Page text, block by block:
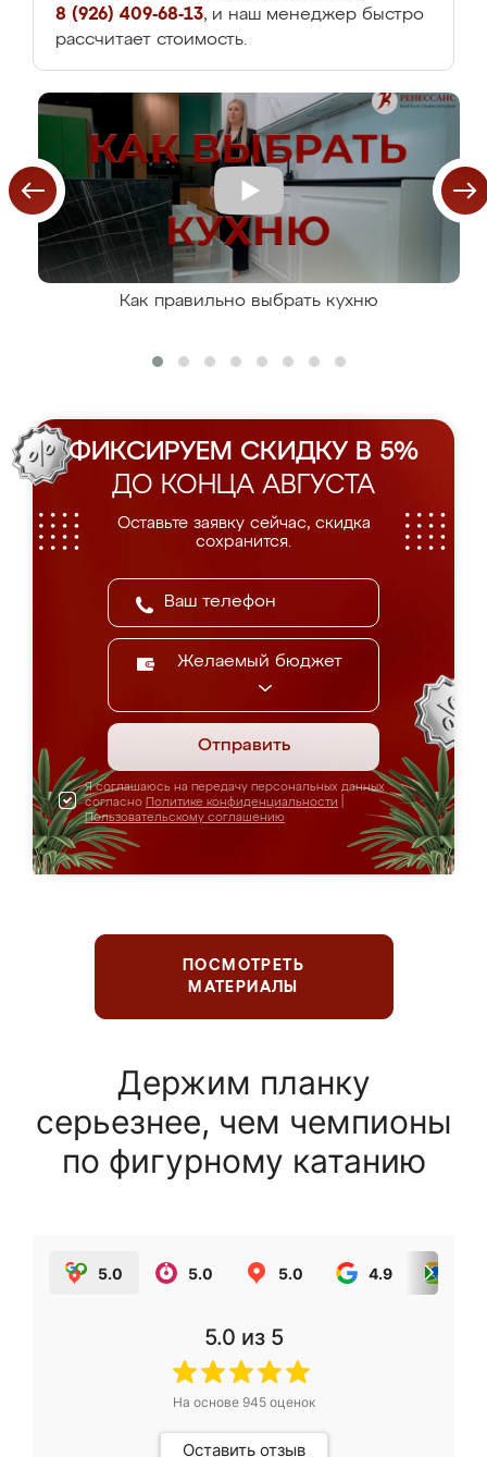
8 (926) 409-68-13, и наш менеджер быстро
рассчитает стоимость.
Как правильно выбрать кухню
ФИКСИРУЕМ СКИДКУ В 5%
ДО КОНЦА АВГУСТА
Оставьте заявку сейчас, скидка
сохранится.
Желаемый бюджет
Отправить
Я соглашаюсь на передачу персональных данных
согласно Политике конфиденциальности
Пользовательскому соглашению
ПОСМОТРЕТЬ
МАТЕРИАЛЫ
Держим планку
серьезнее, чем чемпионы
по фигурному катанию
5.0 5.0 5.0 4.9
5.0 из 5
На основе 945оценок
Оставить отзыв